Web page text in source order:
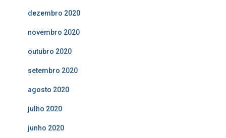
dezembro 2020
novembro 2020
outubro 2020
setembro 2020
agosto 2020
julho 2020
junho 2020